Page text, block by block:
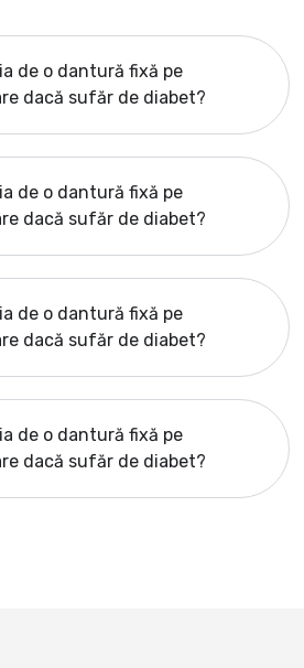
de o dantură fixă pe
dacă sufăr de diabet?
de o dantură fixă pe
dacă sufăr de diabet?
de o dantură fixă pe
dacă sufăr de diabet?
de o dantură fixă pe
dacă sufăr de diabet?